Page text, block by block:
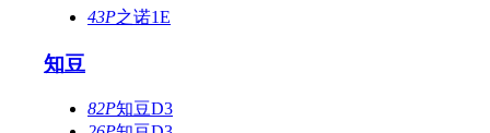
43P之诺1E
知豆
82P知豆D3